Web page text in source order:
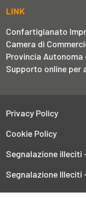
LINK
Confartigianato
Camera di
Provincia Autonoma
Supporto online per
Privacy Policy
Cookie Policy
Segnalazione illeciti
Segnalazione Illeciti